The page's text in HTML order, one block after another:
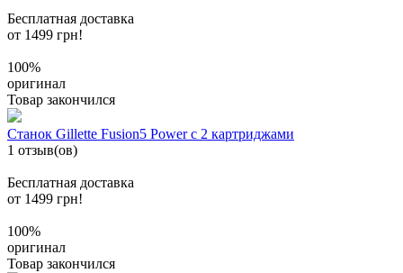
Бесплатная доставка
от 1499 грн!
100%
оригинал
Товар закончился
Станок Gillette Fusion5 Power с 2 картриджами
1 отзыв(ов)
Бесплатная доставка
от 1499 грн!
100%
оригинал
Товар закончился